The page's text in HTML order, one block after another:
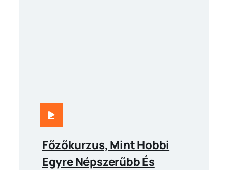
Főzőkurzus, Mint Hobbi
Egyre Népszerűbb És